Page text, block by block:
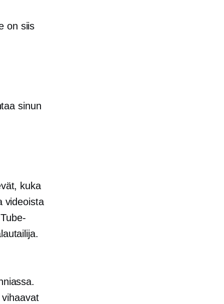
on siis
sinun
kuka
videoista